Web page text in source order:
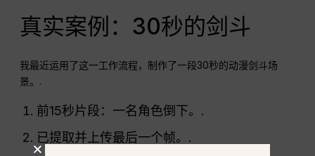
真实案例：30秒的剑斗
我最近运用了这一工作流程，制作了一段30秒的动漫剑斗场
景。.
前15秒片段：一名角色倒下。.
已提取并上传最后一个帧。.